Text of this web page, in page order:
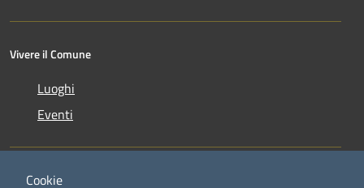
Vivere il Comune
Luoghi
Eventi
Cookie